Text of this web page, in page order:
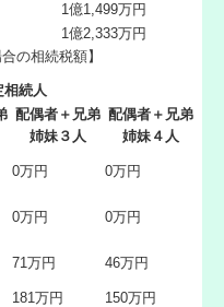
1億1,499万円
1億2,333万円
の相続税額】
相続人
配偶者＋兄弟
姉妹３人
配偶者＋兄弟
姉妹４人
0万円 0万円
0万円 0万円
71万円 46万円
181万円
150万円